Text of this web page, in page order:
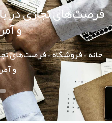
فرصت‌های تجاری در
و
خانه»فروشگاه»فرصت‌های
و